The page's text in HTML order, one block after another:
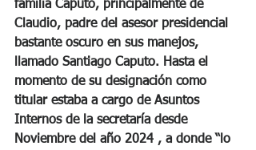
familia Caputo, principalmente de
Claudio, padre del asesor presidencial
bastante oscuro en sus manejos,
llamado Santiago Caputo. Hasta el
momento de su designación como
titular estaba a cargo de Asuntos
Internos de la secretaría desde
Noviembre del año 2024 , a donde “lo